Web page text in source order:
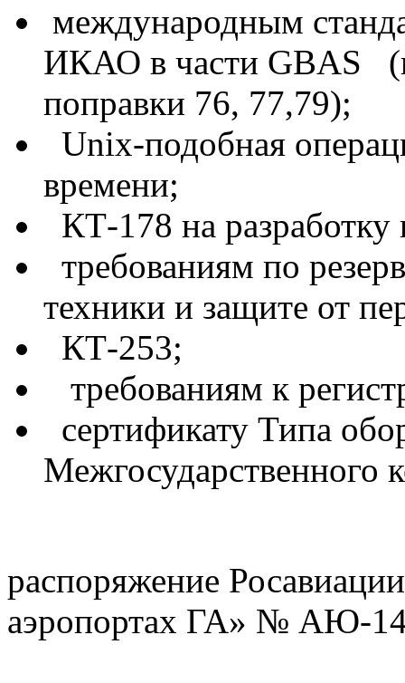
международным
ИКАО в части GBAS
поправки 76, 77,79);
Unix-подобная
времени;
КТ-178 на
требованиям по
техники и защите от
КТ-253;
требованиям к
сертификату Типа
Межгосударственного
распоряжение
аэропортах ГА» № АЮ-